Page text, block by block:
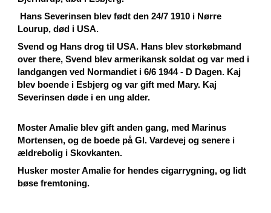
Hans Severinsen blev født den 24/7 1910 i Nørre
Lourup, død i USA.
Svend og Hans drog til USA. Hans blev storkøbmand
over there, Svend blev armerikansk soldat og var med i
landgangen ved Normandiet i 6/6 1944 - D Dagen. Kaj
blev boende i Esbjerg og var gift med Mary. Kaj
Severinsen døde i en ung alder.
Moster Amalie blev gift anden gang, med Marinus
Mortensen, og de boede på Gl. Vardevej og senere i
ældrebolig i Skovkanten.
Husker moster Amalie for hendes cigarrygning, og lidt
bøse fremtoning.